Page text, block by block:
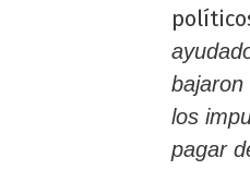
bajaron
los
pagar